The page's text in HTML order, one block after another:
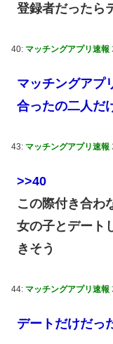
登録者だったら
40: マッチングアプリ速報
マッチングアプ
合ったの二人だ
43: マッチングアプリ速報
>>40
この際付き合わ
女の子とデート
きそう
44: マッチングアプリ速報
デートだけだっ